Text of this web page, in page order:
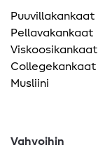
Puuvillakankaat
Pellavakankaat
Viskoosikankaat
Collegekankaat
Musliini
Vahvoihin